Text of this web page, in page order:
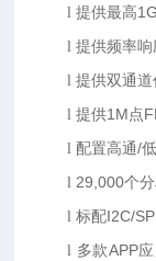
l提供最高
l提供频率
l提供双通
l提供1M 点
l 配置高通/
l29,000个
l标配I2C/
l 多款APP